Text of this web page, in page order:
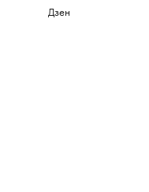
Дзен